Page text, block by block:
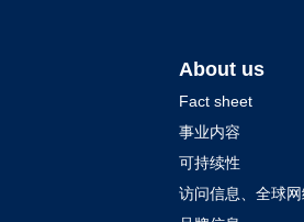
About us
Fact sheet
事业内容
可持续性
访问信息、全球